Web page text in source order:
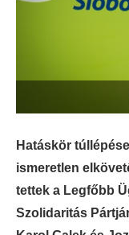
Hatáskör
ismeretlen
tettek a Legfőbb
Szolidaritás